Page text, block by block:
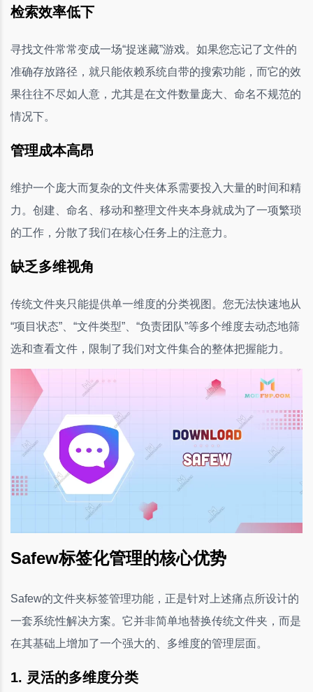
检索效率低下
寻找文件常常变成一场“捉迷藏”游戏。如果您忘记了文件的
准确存放路径，就只能依赖系统自带的搜索功能，而它的效
果往往不尽如人意，尤其是在文件数量庞大、命名不规范的
情况下。
管理成本高昂
维护一个庞大而复杂的文件夹体系需要投入大量的时间和精
力。创建、命名、移动和整理文件夹本身就成为了一项繁琐
的工作，分散了我们在核心任务上的注意力。
缺乏多维视角
传统文件夹只能提供单一维度的分类视图。您无法快速地从
“项目状态”、“文件类型”、“负责团队”等多个维度去动态地筛
选和查看文件，限制了我们对文件集合的整体把握能力。
Safew标签化管理的核心优势
Safew的文件夹标签管理功能，正是针对上述痛点所设计的
一套系统性解决方案。它并非简单地替换传统文件夹，而是
在其基础上增加了一个强大的、多维度的管理层面。
1. 灵活的多维度分类